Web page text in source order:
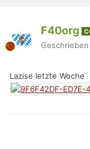
F40org
Geschrieben
Lazise letzte Woche